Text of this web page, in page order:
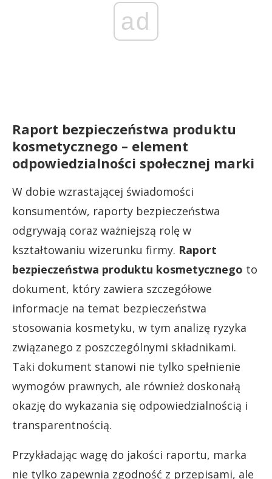
ad
Raport bezpieczeństwa produktu
kosmetycznego – element
odpowiedzialności społecznej marki
W dobie wzrastającej świadomości
konsumentów, raporty bezpieczeństwa
odgrywają coraz ważniejszą rolę w
kształtowaniu wizerunku firmy. Raport
bezpieczeństwa produktu kosmetycznego to
dokument, który zawiera szczegółowe
informacje na temat bezpieczeństwa
stosowania kosmetyku, w tym analizę ryzyka
związanego z poszczególnymi składnikami.
Taki dokument stanowi nie tylko spełnienie
wymogów prawnych, ale również doskonałą
okazję do wykazania się odpowiedzialnością i
transparentnością.
Przykładając wagę do jakości raportu, marka
nie tylko zapewnia zgodność z przepisami, ale